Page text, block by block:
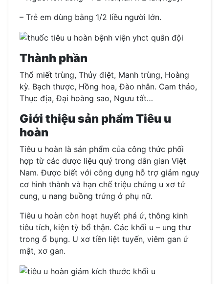
– Trẻ em dùng bằng 1/2 liều người lớn.
Thành phần
Thổ miết trùng, Thủy điệt, Manh trùng, Hoàng
kỳ. Bạch thược, Hồng hoa, Đào nhân. Cam thảo,
Thục địa, Đại hoàng sao, Ngưu tất…
Giới thiệu sản phẩm Tiêu u
hoàn
Tiêu u hoàn là sản phẩm của công thức phối
hợp từ các dược liệu quý trong dân gian Việt
Nam. Được biết với công dụng hỗ trợ giảm nguy
cơ hình thành và hạn chế triệu chứng u xơ tử
cung, u nang buồng trứng ở phụ nữ.
Tiêu u hoàn còn hoạt huyết phá ứ, thông kinh
tiêu tích, kiện tỳ bổ thận. Các khối u – ung thư
trong ổ bụng. U xơ tiền liệt tuyến, viêm gan ứ
mật, xơ gan.